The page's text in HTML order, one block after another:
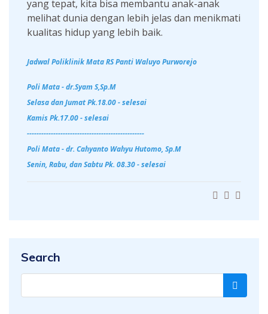
yang tepat, kita bisa membantu anak-anak
melihat dunia dengan lebih jelas dan menikmati
kualitas hidup yang lebih baik.
Jadwal Poliklinik Mata RS Panti Waluyo Purworejo
Poli Mata - dr.Syam S,Sp.M
Selasa dan Jumat Pk.18.00 - selesai
Kamis Pk.17.00 - selesai
-------------------------------------------------
Poli Mata - dr. Cahyanto Wahyu Hutomo, Sp.M
Senin, Rabu, dan Sabtu Pk. 08.30 - selesai
Search